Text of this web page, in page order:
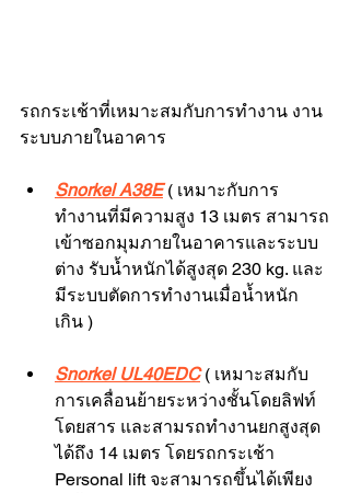
รถกระเช้าที่เหมาะสมกับการทำงาน งาน
ระบบภายในอาคาร
Snorkel A38E ( เหมาะกับการ
ทำงานที่มีความสูง 13 เมตร สามารถ
เข้าซอกมุมภายในอาคารและระบบ
ต่าง รับน้ำหนักได้สูงสุด 230 kg. และ
มีระบบตัดการทำงานเมื่อน้ำหนัก
เกิน )
Snorkel UL40EDC ( เหมาะสมกับ
การเคลื่อนย้ายระหว่างชั้นโดยลิฟท์
โดยสาร และสามรถทำงานยกสูงสุด
ได้ถึง 14 เมตร โดยรถกระเช้า
Personal lift จะสามารถขึ้นได้เพียง